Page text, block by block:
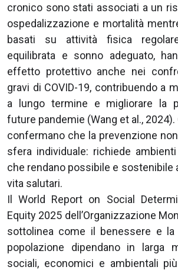
cronico sono stati associati a un
ospedalizzazione e mortalità
basati su attività fisica
equilibrata e sonno adeguato,
effetto protettivo anche nei
gravi di COVID-19, contribuendo a
a lungo termine e migliorare la
future pandemie (Wang et al.,
confermano che la prevenzione
sfera individuale: richiede
che rendano possibile e sostenibile
vita salutari.
Il World Report on Social
Equity 2025 dell’Organizzazione
sottolinea come il benessere e la
popolazione dipendano in larga
sociali, economici e ambientali